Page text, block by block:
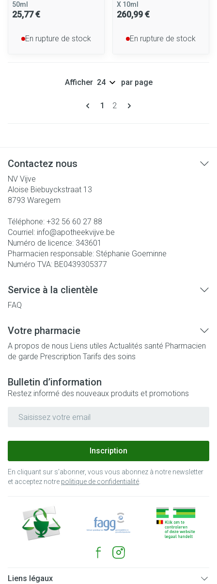
50ml
25,77 €
En rupture de stock
X 10ml
260,99 €
En rupture de stock
Pages
Vous lisez actuellement la page
1 Page
2
Afficher par page
Contactez nous
NV Vijve
Aloise Biebuyckstraat 13
8793 Waregem
Téléphone: +32 56 60 27 88
Courriel: info@apotheekvijve.be
Numéro de licence: 343601
Pharmacien responsable: Stéphanie Goeminne
Numéro TVA: BE0439305377
Service à la clientèle
FAQ
Votre pharmacie
A propos de nous Liens utiles Actualités santé Pharmacien
de garde Prescription Tarifs des soins
Bulletin d’information
Restez informé des nouveaux produits et promotions
Inscription
En cliquant sur s'abonner, vous vous abonnez à notre newsletter
et acceptez notre politique de confidentialité
Liens légaux